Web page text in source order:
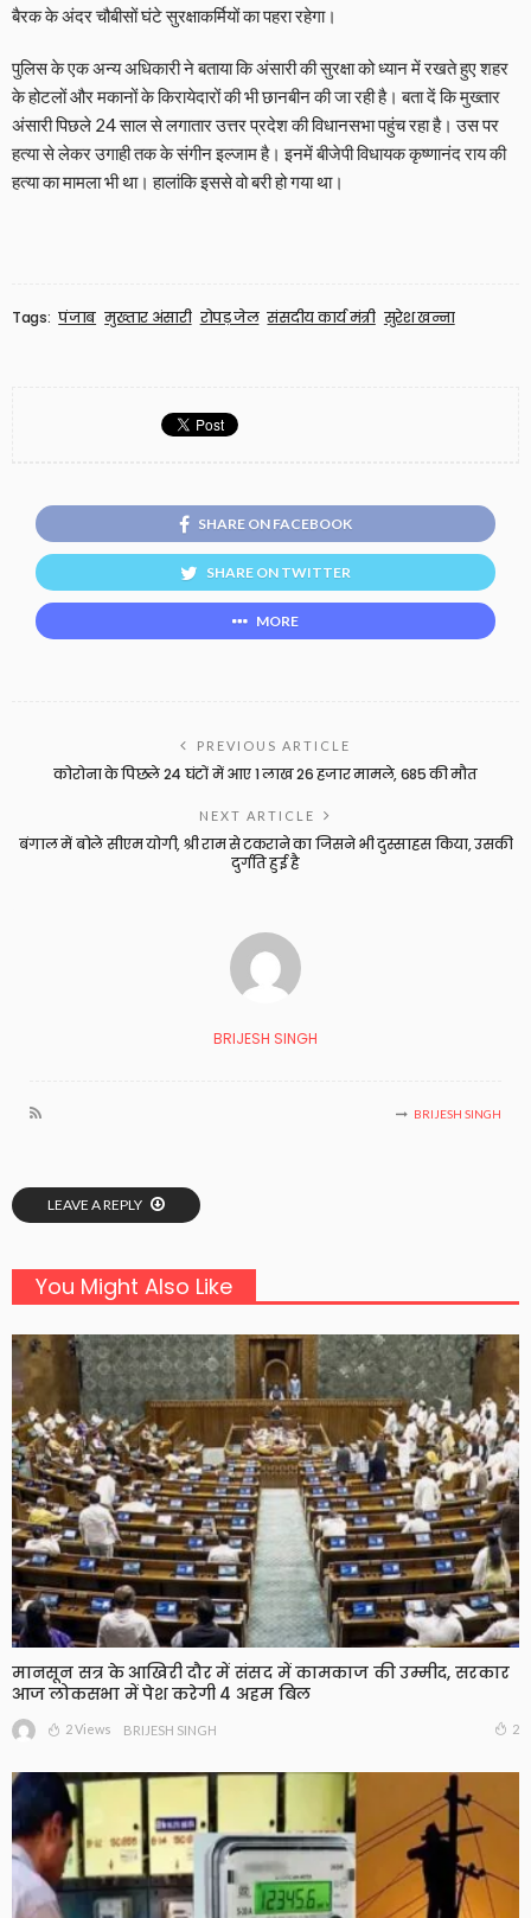
बैरक‍ के अंदर चौबीसों घंटे सुरक्षाकर्मियों का पहरा रहेगा।
पुलिस के एक अन्य अधिकारी ने बताया कि अंसारी की सुरक्षा को ध्यान में रखते हुए शहर
के होटलों और मकानों के किरायेदारों की भी छानबीन की जा रही है। बता दें कि मुख्तार
अंसारी पिछले 24 साल से लगातार उत्तर प्रदेश की विधानसभा पहुंच रहा है। उस पर
हत्या से लेकर उगाही तक के संगीन इल्जाम है। इनमें बीजेपी विधायक कृष्णानंद राय की
हत्या का मामला भी था। हालांकि इससे वो बरी हो गया था।
Tags: पंजाब मुख्तार अंसारी रोपड़ जेल संसदीय कार्य मंत्री सुरेश खन्ना
SHARE ON FACEBOOK
SHARE ON TWITTER
MORE
PREVIOUS ARTICLE
कोरोना के पिछले 24 घंटों में आए 1 लाख 26 हजार मामले, 685 की मौत
NEXT ARTICLE
बंगाल में बोले सीएम योगी, श्री राम से टकराने का जिसने भी दुस्साहस किया, उसकी
दुर्गति हुई है
BRIJESH SINGH
BRIJESH SINGH
LEAVE A REPLY
You Might Also Like
मानसून सत्र के आखिरी दौर में संसद में कामकाज की उम्मीद, सरकार
आज लोकसभा में पेश करेगी 4 अहम बिल
2 Views BRIJESH SINGH 2